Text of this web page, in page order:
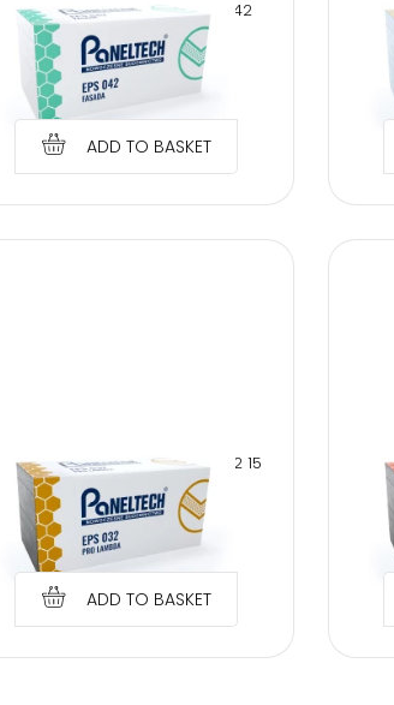
PANELTECH POLYSTYRENE EPS 042
20 CM FACADE
€5.00
ADD TO BASKET
PANELTECH POLYSTYRENE EPS 032 15
CM PRO LAMBDA
€4.20
ADD TO BASKET